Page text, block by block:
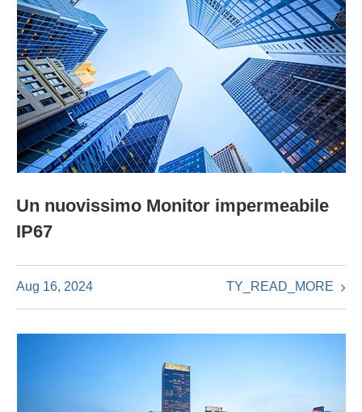
Un nuovissimo Monitor impermeabile
IP67
Aug 16, 2024 TY_READ_MORE